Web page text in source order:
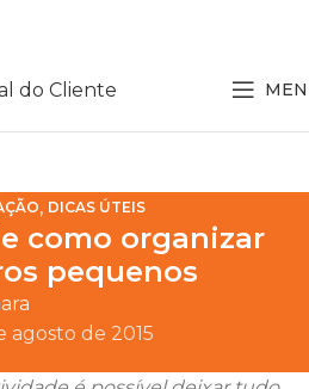
do Cliente
, DICAS ÚTEIS
como organizar
pequenos
agosto de 2015